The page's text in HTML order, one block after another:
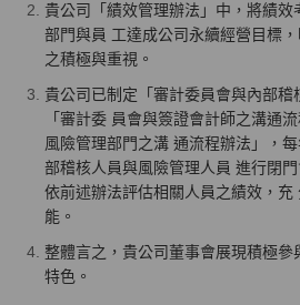
貴公司「績效管理辦法」中，將績
部門與員 工達成公司永續經營目標
之積極與重視。
貴公司已制定「審計委員會與內部稽
「審計委 員會與簽證會計師之溝通
風險管理部門之溝 通流程辦法」，
部稽核人員與風險管理人員 進行閉
依前述辦法評估相關人員之績效，
能。
整體言之，貴公司董事會展現積極參
特色。